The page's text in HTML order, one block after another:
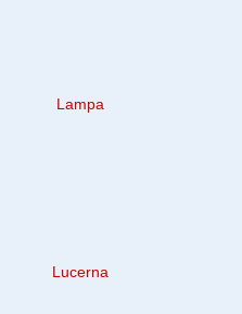
Lampa
Lucerna